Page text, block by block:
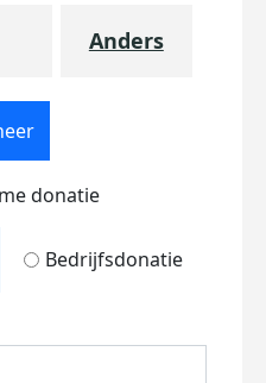
Anders
donatie
Bedrijfsdonatie